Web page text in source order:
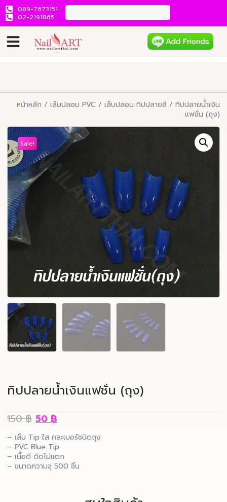
089-7673151
02-2191865
หน้าหลัก / เล็บปลอม PVC / เล็บปลอม ทิปปลายสี / ทิปปลายน้ำเงิน
แฟชั่น (ถุง)
Sale!
ทิปปลายน้ำเงินแฟชั่น (ถุง)
150฿ 50฿
– เล็บ Tip ใส คละเบอร์ชนิดถุง
– PVC Blue Tip
– เนื้อดี ตัดไม่แตก
– ขนาดความจุ 500 ชิ้น